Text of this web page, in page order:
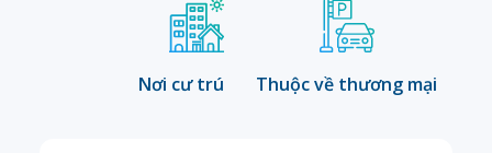
Nơi cư trú Thuộc về thương mại